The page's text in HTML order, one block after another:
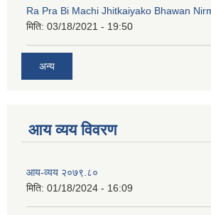
Ra Pra Bi Machi Jhitkaiyako Bhawan
मिति: 03/18/2021 - 19:50
अन्य
आय व्यय विवरण
आय-व्यय २०७९.८०
मिति: 01/18/2024 - 16:09